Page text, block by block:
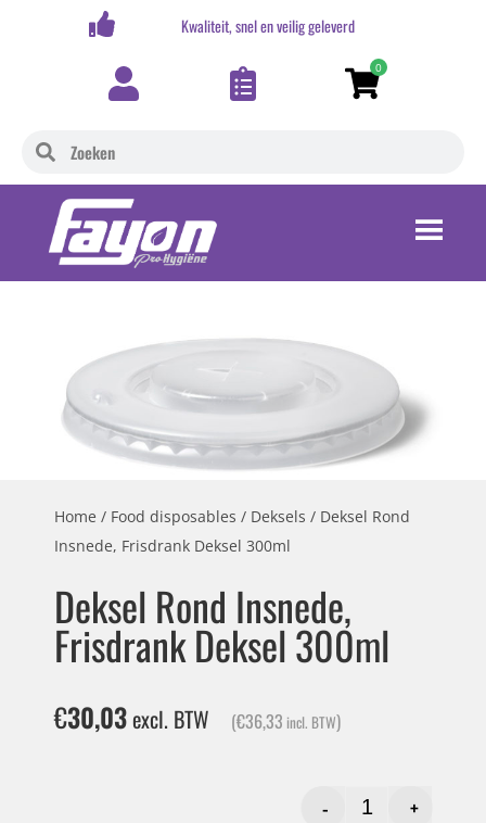
Kwaliteit, snel en veilig geleverd
0
Home / Food disposables / Deksels / Deksel Rond
Insnede, Frisdrank Deksel 300ml
Deksel Rond Insnede,
Frisdrank Deksel 300ml
€30,03excl. BTW (€36,33 incl. BTW)
-
+